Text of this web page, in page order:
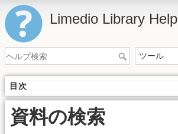
Limedio Library Help
目次
資料の検索